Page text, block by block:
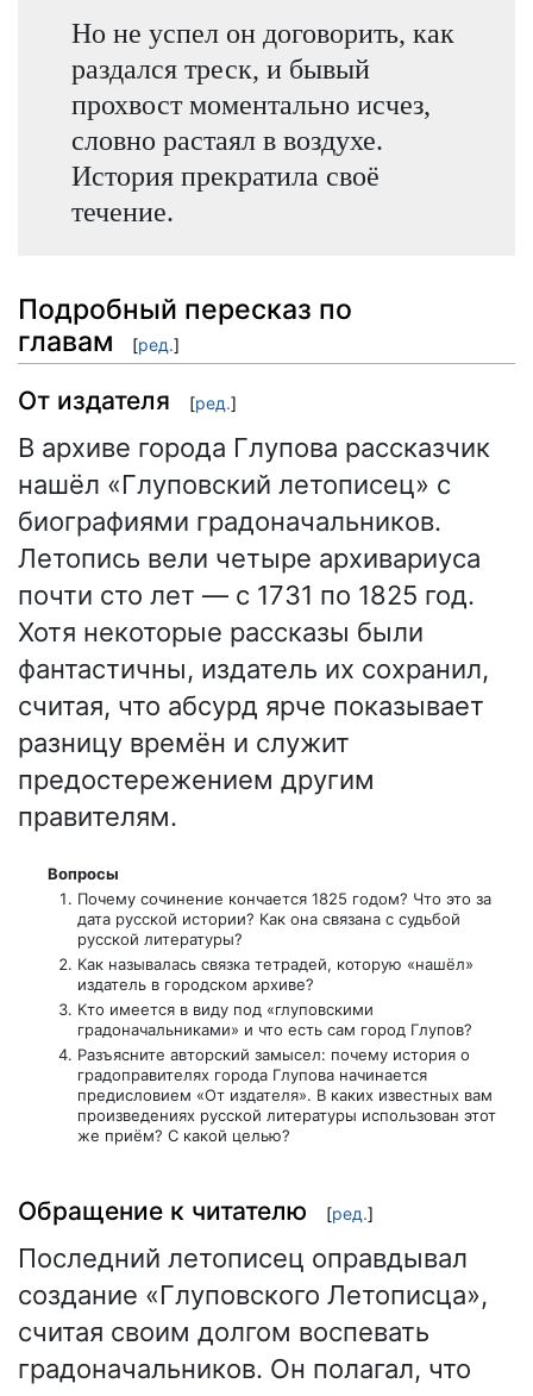
Но не успел он договорить, как
раздался треск, и бывый
прохвост моментально исчез,
словно растаял в воздухе.
История прекратила своё
течение.
Подробный пересказ по
главам
[ред.]
От издателя [ред.]
В архиве города Глупова рассказчик
нашёл «Глуповский летописец» с
биографиями градоначальников.
Летопись вели четыре архивариуса
почти сто лет — с 1731 по 1825 год.
Хотя некоторые рассказы были
фантастичны, издатель их сохранил,
считая, что абсурд ярче показывает
разницу времён и служит
предостережением другим
правителям.
Вопросы
Почему сочинение кончается 1825 годом? Что это за
дата русской истории? Как она связана с судьбой
русской литературы?
Как называлась связка тетрадей, которую «нашёл»
издатель в городском архиве?
Кто имеется в виду под «глуповскими
градоначальниками» и что есть сам город Глупов?
Разъясните авторский замысел: почему история о
градоправителях города Глупова начинается
предисловием «От издателя». В каких известных вам
произведениях русской литературы использован этот
же приём? С какой целью?
Обращение к читателю [ред.]
Последний летописец оправдывал
создание «Глуповского Летописца»,
считая своим долгом воспевать
градоначальников. Он полагал, что